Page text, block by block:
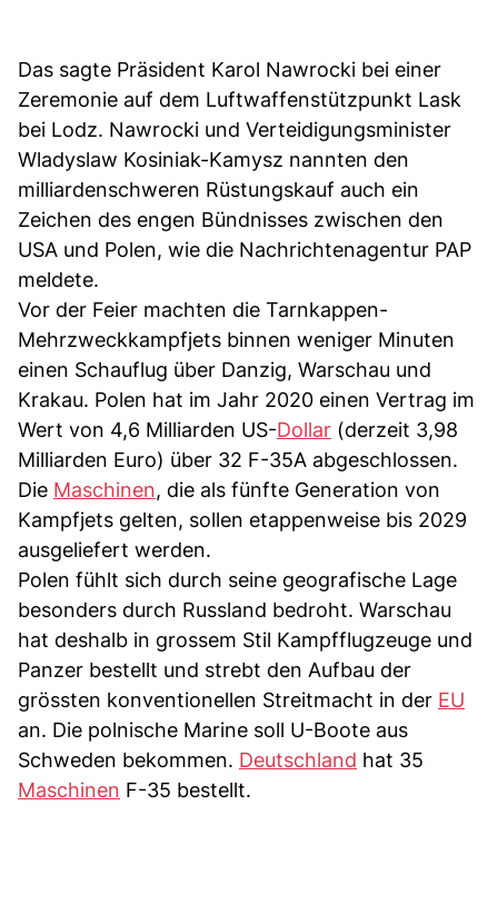
Das sagte Präsident Karol Nawrocki bei einer
Zeremonie auf dem Luftwaffenstützpunkt Lask
bei Lodz. Nawrocki und Verteidigungsminister
Wladyslaw Kosiniak-Kamysz nannten den
milliardenschweren Rüstungskauf auch ein
Zeichen des engen Bündnisses zwischen den
USA und Polen, wie die Nachrichtenagentur PAP
meldete.
Vor der Feier machten die Tarnkappen-
Mehrzweckkampfjets binnen weniger Minuten
einen Schauflug über Danzig, Warschau und
Krakau. Polen hat im Jahr 2020 einen Vertrag im
Wert von 4,6 Milliarden US-Dollar (derzeit 3,98
Milliarden Euro) über 32 F-35A abgeschlossen.
Die Maschinen, die als fünfte Generation von
Kampfjets gelten, sollen etappenweise bis 2029
ausgeliefert werden.
Polen fühlt sich durch seine geografische Lage
besonders durch Russland bedroht. Warschau
hat deshalb in grossem Stil Kampfflugzeuge und
Panzer bestellt und strebt den Aufbau der
grössten konventionellen Streitmacht in der EU
an. Die polnische Marine soll U-Boote aus
Schweden bekommen. Deutschland hat 35
Maschinen F-35 bestellt.